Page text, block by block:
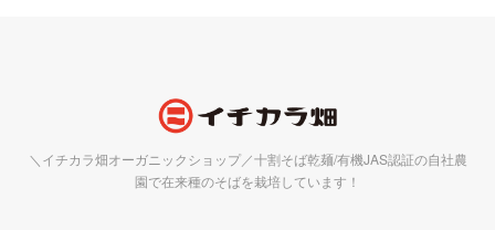
＼イチカラ畑オーガニックショップ／十割そば乾麺/有機JAS認証の自社農
園で在来種のそばを栽培しています！